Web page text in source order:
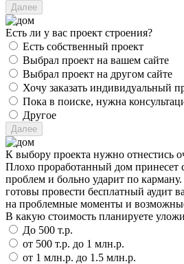
Есть ли у вас проект строения?
Есть собственный проект
Выбрал проект на вашем сайте
Выбрал проект на другом сайте
Хочу заказать индивидуальный
Пока в поиске, нужна
Другое
К выбору проекта нужно отнестись
Плохо проработанный дом принесет
проблем и больно ударит по
готовы провести бесплатный аудит
на проблемные моменты и
В какую стоимость планируете
До 500 т.р.
от 500 т.р. до 1 млн.р.
от 1 млн.р. до 1.5 млн.р.